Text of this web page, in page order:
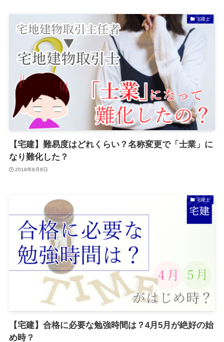
宅建士
【宅建】難易度はどれくらい？名称変更で「士業」に
なり難化した？
2018年8月8日
宅建士
【宅建】合格に必要な勉強時間は？4月5月が絶好の始
め時？